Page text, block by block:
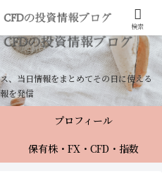
、当日情報をまとめてその日に使える
を発信
プロフィール
保有株・FX・CFD・指数
検索